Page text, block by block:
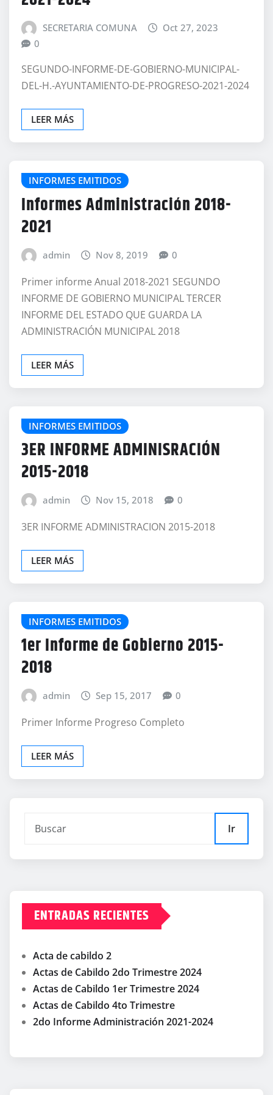
SECRETARIA COMUNA
Oct 27, 2023
0
SEGUNDO-INFORME-DE-GOBIERNO-MUNICIPAL-
DEL-H.-AYUNTAMIENTO-DE-PROGRESO-2021-2024
LEER MÁS
INFORMES EMITIDOS
Informes Administración 2018-
2021
admin Nov 8, 2019 0
Primer informe Anual 2018-2021 SEGUNDO
INFORME DE GOBIERNO MUNICIPAL TERCER
INFORME DEL ESTADO QUE GUARDA LA
ADMINISTRACIÓN MUNICIPAL 2018
LEER MÁS
INFORMES EMITIDOS
3ER INFORME ADMINISRACIÓN
2015-2018
admin Nov 15, 2018 0
3ER INFORME ADMINISTRACION 2015-2018
LEER MÁS
INFORMES EMITIDOS
1er Informe de Gobierno 2015-
2018
admin Sep 15, 2017 0
Primer Informe Progreso Completo
LEER MÁS
Ir
ENTRADAS RECIENTES
Acta de cabildo 2
Actas de Cabildo 2do Trimestre 2024
Actas de Cabildo 1er Trimestre 2024
Actas de Cabildo 4to Trimestre
2do Informe Administración 2021-2024